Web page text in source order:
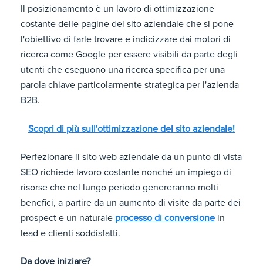
Il posizionamento è un lavoro di ottimizzazione
costante delle pagine del sito aziendale che si pone
l'obiettivo di farle trovare e indicizzare dai motori di
ricerca come Google per essere visibili da parte degli
utenti che eseguono una ricerca specifica per una
parola chiave particolarmente strategica per l'azienda
B2B.
Scopri di più sull'ottimizzazione del sito aziendale!
Perfezionare il sito web aziendale da un punto di vista
SEO richiede lavoro costante nonché un impiego di
risorse che nel lungo periodo genereranno molti
benefici, a partire da un aumento di visite da parte dei
prospect e un naturale processo di conversione in
lead e clienti soddisfatti.
Da dove iniziare?